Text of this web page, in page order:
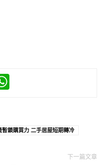
暫鎖購買力 二手居屋短期轉冷
下一篇文章